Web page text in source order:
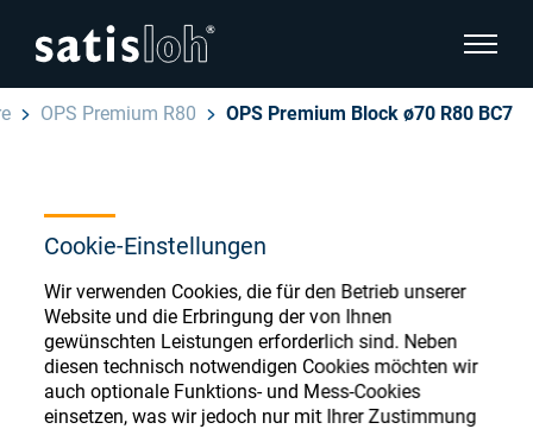
Cookie-Einstellungen
Wir verwenden Cookies, die für den Betrieb unserer
Website und die Erbringung der von Ihnen
gewünschten Leistungen erforderlich sind. Neben
diesen technisch notwendigen Cookies möchten wir
auch optionale Funktions- und Mess-Cookies
einsetzen, was wir jedoch nur mit Ihrer Zustimmung
Brillenoptik
Feinoptik
English
汉语
Français
OPS Premium R80 OPS Premium Block ø70 R80 BC7
Ophthalmic Consumables
Store
Register or Sign-in to access your accounts